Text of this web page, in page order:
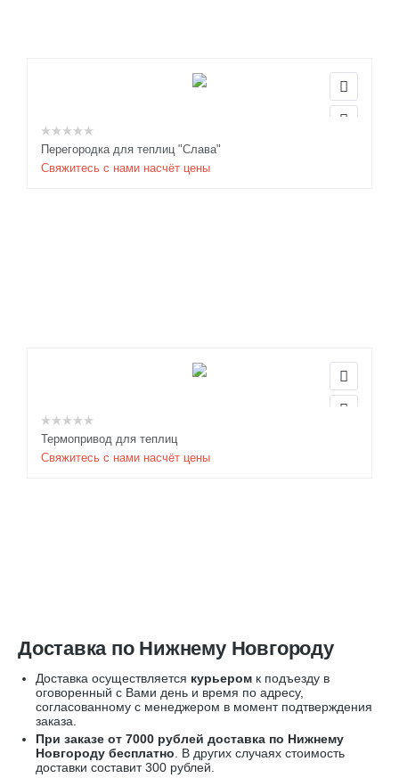
Перегородка для теплиц "Слава"
Свяжитесь с нами насчёт цены
Термопривод для теплиц
Свяжитесь с нами насчёт цены
Доставка по Нижнему Новгороду
Доставка осуществляется курьером к подъезду в
оговоренный с Вами день и время по адресу,
согласованному с менеджером в момент подтверждения
заказа.
При заказе от 7000 рублей доставка по Нижнему
Новгороду бесплатно . В других случаях стоимость
доставки составит 300 рублей.